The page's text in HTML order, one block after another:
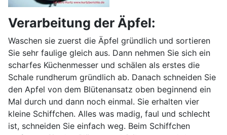
Verarbeitung der Äpfel:
Waschen sie zuerst die Äpfel gründlich und sortieren
Sie sehr faulige gleich aus. Dann nehmen Sie sich ein
scharfes Küchenmesser und schälen als erstes die
Schale rundherum gründlich ab. Danach schneiden Sie
den Apfel von dem Blütenansatz oben beginnend ein
Mal durch und dann noch einmal. Sie erhalten vier
kleine Schiffchen. Alles was madig, faul und schlecht
ist, schneiden Sie einfach weg. Beim Schiffchen